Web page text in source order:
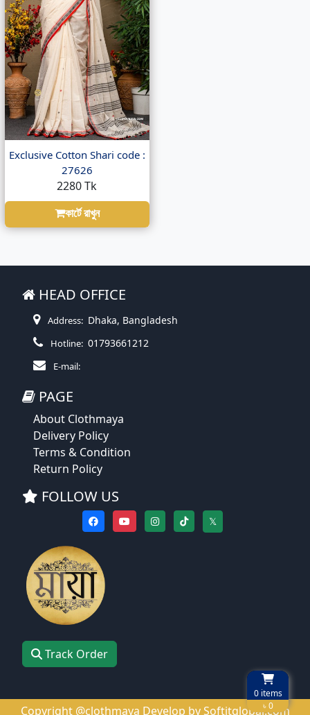
0items
৳ 0
Exclusive Cotton Shari code :
27626
2280 Tk
কার্টে রাখুন
HEAD OFFICE
Address: Dhaka, Bangladesh
Hotline: 01793661212
E-mail:
PAGE
About Clothmaya
Delivery Policy
Terms & Condition
Return Policy
FOLLOW US
𝕏
Track Order
Copyright @clothmaya Develop bySoftitglobal.com